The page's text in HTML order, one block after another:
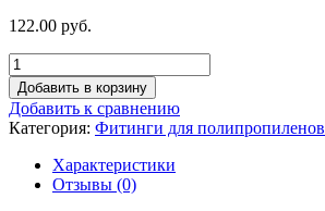
122.00 руб.
Добавить в корзину
Добавить к сравнению
Категория: Фитинги для
Характеристики
Отзывы (0)